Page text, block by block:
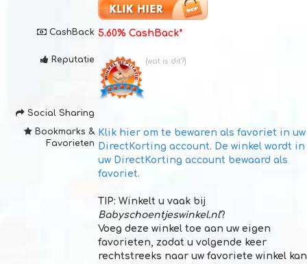
CashBack 5.60% CashBack*
Reputatie (wat is dit?)
Social Sharing
Bookmarks &
Favorieten
Klik hier om te bewaren als favoriet in uw
DirectKorting account. De winkel wordt in
uw DirectKorting account bewaard als
favoriet.
TIP: Winkelt u vaak bij
Babyschoentjeswinkel.nl?
Voeg deze winkel toe aan uw eigen
favorieten, zodat u volgende keer
rechtstreeks naar uw favoriete winkel kan